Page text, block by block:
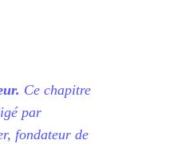
Ce chapitre
par
fondateur de